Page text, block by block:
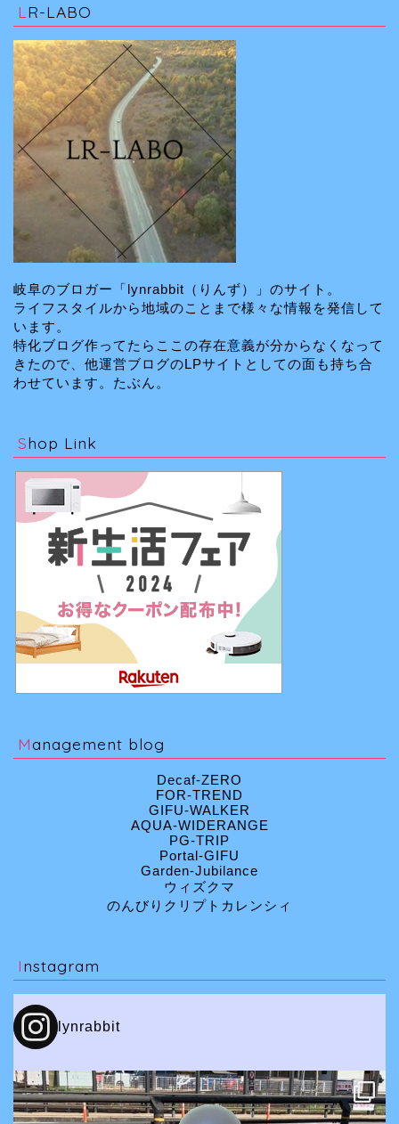
LR-LABO
岐阜のブロガー「lynrabbit（りんず）」のサイト。
ライフスタイルから地域のことまで様々な情報を発信して
います。
特化ブログ作ってたらここの存在意義が分からなくなって
きたので、他運営ブログのLPサイトとしての面も持ち合
わせています。たぶん。
Shop Link
Management blog
Decaf-ZERO
FOR-TREND
GIFU-WALKER
AQUA-WIDERANGE
PG-TRIP
Portal-GIFU
Garden-Jubilance
ウィズクマ
のんびりクリプトカレンシィ
Instagram
lynrabbit